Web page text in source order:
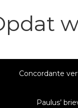
Concordante
Paulus’